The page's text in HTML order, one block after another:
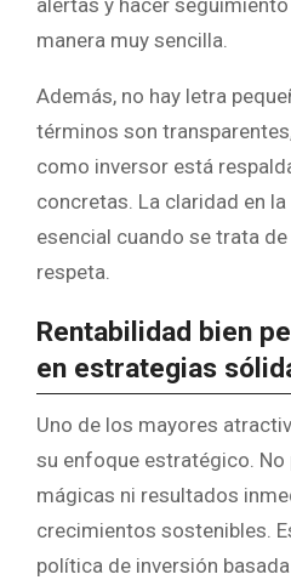
alertas y hacer
manera muy sencilla.
Además, no hay letra
términos son
como inversor está
concretas. La claridad en
esencial cuando se trata
respeta.
Rentabilidad bien
en estrategias
Uno de los mayores
su enfoque estratégico.
mágicas ni resultados
crecimientos sostenibles.
política de inversión